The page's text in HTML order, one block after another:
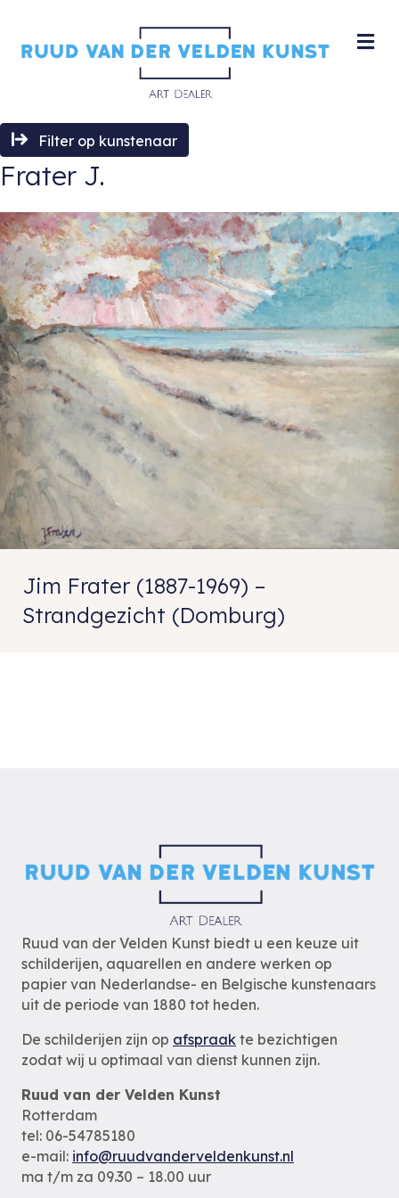
Filter op kunstenaar
Frater J.
Jim Frater (1887-1969) –
Strandgezicht (Domburg)
Ruud van der Velden Kunst biedt u een keuze uit
schilderijen, aquarellen en andere werken op
papier van Nederlandse- en Belgische kunstenaars
uit de periode van 1880 tot heden.
De schilderijen zijn op afspraak te bezichtigen
zodat wij u optimaal van dienst kunnen zijn.
Ruud van der Velden Kunst
Rotterdam
tel: 06-54785180
e-mail: info@ruudvanderveldenkunst.nl
ma t/m za 09.30 – 18.00 uur